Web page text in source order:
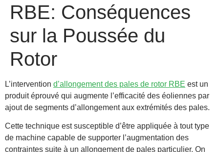
RBE: Conséquences
sur la Poussée du
Rotor
L’intervention d’allongement des pales de rotor RBE est un
produit éprouvé qui augmente l’efficacité des éoliennes par
ajout de segments d’allongement aux extrémités des pales.
Cette technique est susceptible d’être appliquée à tout type
de machine capable de supporter l’augmentation des
contraintes suite à un allongement de pales particulier. On